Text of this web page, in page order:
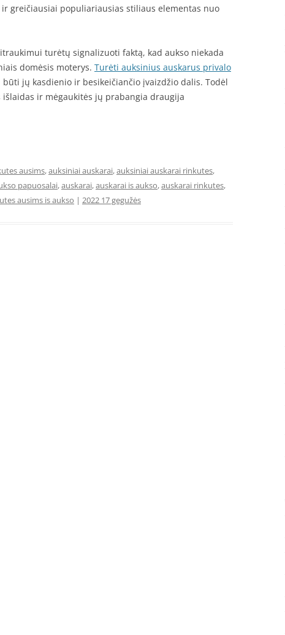
greičiausiai populiariausias stiliaus elementas nuo
turėtų signalizuoti faktą, kad aukso niekada
domėsis moterys. Turėti auksinius auskarus privalo
jų kasdienio ir besikeičiančio įvaizdžio dalis. Todėl
ir mėgaukitės jų prabangia draugija
ausims,auksiniai auskarai,auksiniai auskarai rinkutes,
papuosalai,auskarai,auskarai is aukso,auskarai rinkutes,
ausims is aukso | 2022 17 gegužės